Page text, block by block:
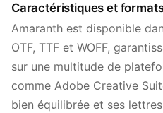
Caractéristiques et
Amaranth est disponible
OTF, TTF et WOFF,
sur une multitude de
comme Adobe Creative
bien équilibrée et ses